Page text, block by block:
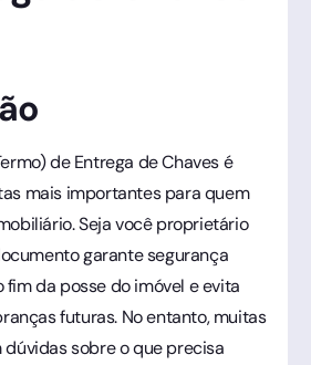
de Entrega de Chaves é
mais importantes para quem
Seja você proprietário
garante segurança
fim da posse do imóvel e evita
futuras. No entanto, muitas
sobre o que precisa